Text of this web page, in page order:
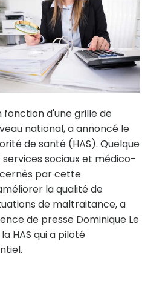
fonction d'une grille de
national, a annoncé le
de santé (HAS). Quelque
sociaux et médico-
par cette
la qualité de
de maltraitance, a
de presse Dominique Le
HAS qui a piloté